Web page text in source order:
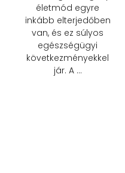
életmód egyre
inkább elterjedőben
van, és ez súlyos
egészségügyi
következményekkel
jár. A …